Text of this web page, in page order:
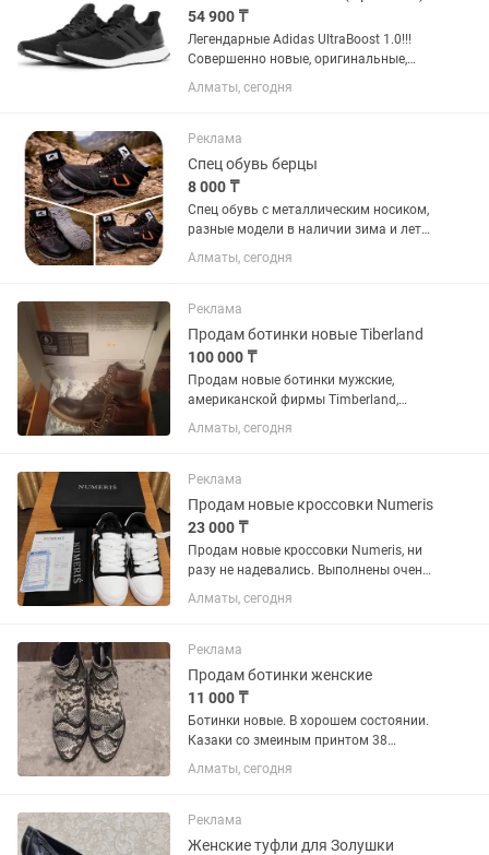
54 900 ₸
Легендарные Adidas UltraBoost 1.0!!!
Совершенно новые, оригинальные,
привезены из США 🇺🇸. Размер: 9.5US
(42 европейский). Вязаный верх
boost, система стабилизации...
Алматы, сегодня
Реклама
Спец обувь берцы
8 000 ₸
Спец обувь с металлическим носиком,
разные модели в наличии зима и лето,
кроссовки,берцы, сапоги, крокусы для
техперсонала и медиков.
Алматы, сегодня
Реклама
Продам ботинки новые Tiberland
100 000 ₸
Продам новые ботинки мужские,
американской фирмы Timberland,
кожаные, зимние, качественные
Алматы, сегодня
Реклама
Продам новые кроссовки Numeris
23 000 ₸
Продам новые кроссовки Numeris, ни
разу не надевались. Выполнены очень
аккуратно, все логотипы и швы
ровные. Состояние идеальное. Модель
Причина продажи: не подошел...
Алматы, сегодня
Реклама
Продам ботинки женские
11 000 ₸
Ботинки новые. В хорошем состоянии.
Казаки со змеиным принтом 38
размер, а черные 37 размер.По всем
интересующимся вопросам звоните,
Алматы, сегодня
Реклама
Женские туфли для Золушки